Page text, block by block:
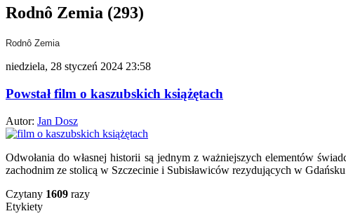
Rodnô Zemia (293)
Rodnô Zemia
niedziela, 28 styczeń 2024 23:58
Powstał film o kaszubskich książętach
Autor: Jan Dosz
Odwołania do własnej historii są jednym z ważniejszych elementów
zachodnim ze stolicą w Szczecinie i Subisławiców rezydujących w
Czytany 1609 razy
Etykiety